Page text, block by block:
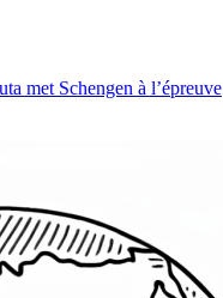
met Schengen à l’épreuve